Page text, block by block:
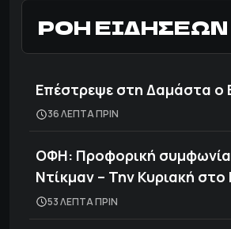
ΡΟΗ ΕΙΔΗΣΕΩΝ
Επέστρεψε στη Δαμάστα ο
36 ΛΕΠΤΑ ΠΡΙΝ
ΟΦΗ: Προφορική συμφωνία
Ντίκμαν – Την Κυριακή στο
53 ΛΕΠΤΑ ΠΡΙΝ